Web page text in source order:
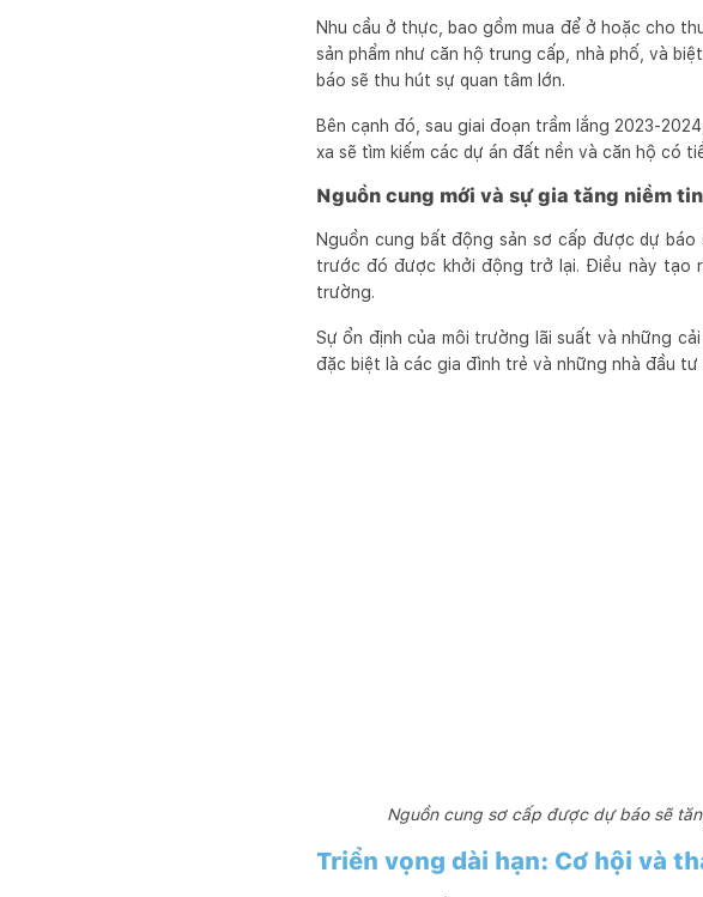
Nhu cầu ở thực, bao gồm mua để ở hoặc cho
sản phẩm như căn hộ trung cấp, nhà phố, và
báo sẽ thu hút sự quan tâm lớn.
Bên cạnh đó, sau giai đoạn trầm lắng 2023-
xa sẽ tìm kiếm các dự án đất nền và căn hộ có
Nguồn cung mới và sự gia tăng niềm tin
Nguồn cung bất động sản sơ cấp được dự
trước đó được khởi động trở lại. Điều này tạo
trường.
Sự ổn định của môi trường lãi suất và những
đặc biệt là các gia đình trẻ và những nhà đầu tư
Nguồn cung sơ cấp được dự báo sẽ
Triển vọng dài hạn: Cơ hội và